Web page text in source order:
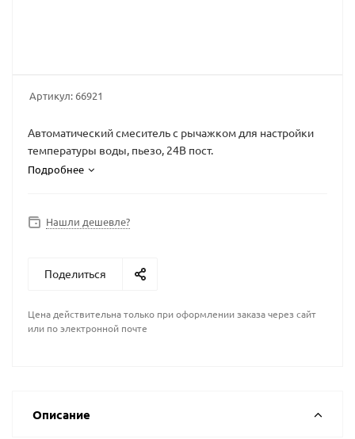
Артикул:66921
Автоматический смеситель с рычажком для настройки
температуры воды, пьезо, 24В пост.
Подробнее
Нашли дешевле?
Поделиться
Цена действительна только при оформлении заказа через сайт
или по электронной почте
Описание